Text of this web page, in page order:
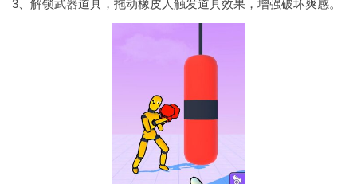
3、解锁武器道具，拖动橡皮人触发道具效果，增强破坏爽感。